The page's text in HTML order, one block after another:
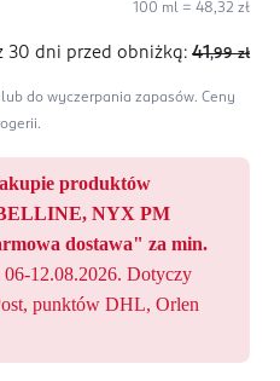
100 ml = 48,32 zł
30 dni przed obniżką: 41,99 zł
lub do wyczerpania zapasów. Ceny
produktów
NYX PM
dostawa" za min.
12.08.2026. Dotyczy
punktów DHL, Orlen